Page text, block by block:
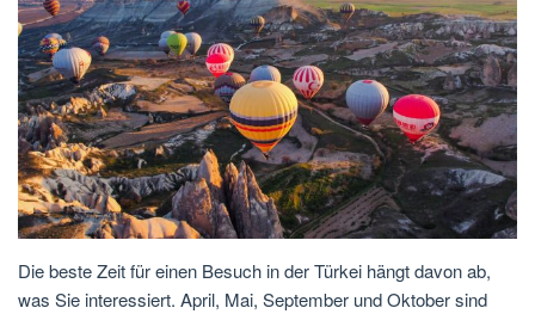
Die beste Zeit für einen Besuch in der Türkei hängt davon ab,
was Sie interessiert. April, Mai, September und Oktober sind